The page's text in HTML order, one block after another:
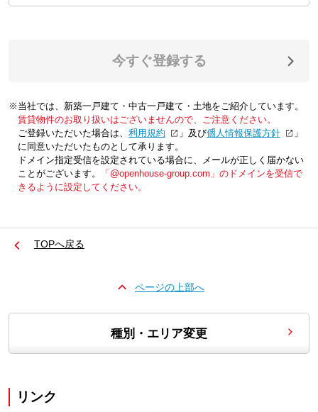
今すぐ登録する
※当社では、新築一戸建て・中古一戸建て・土地をご紹介しています。
賃貸物件のお取り扱いはございませんので、ご注意ください。
ご登録いただいた場合は、「利用規約 」及び「個人情報保護方針
」
に同意いただいたものとして承ります。
ドメイン指定受信を設定されている場合に、メールが正しく届かない
ことがございます。
「@openhouse-group.com」のドメインを受信で
きるように設定してください。
TOPへ戻る
ページの上部へ
種別・エリア変更
リンク